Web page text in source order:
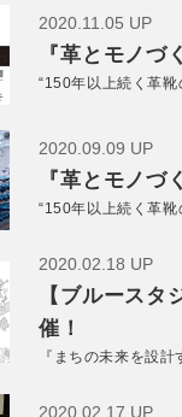
2020.11.05 UP
『革とモノ
“150年以上続く革靴
2020.09.09 UP
『革とモノ
“150年以上続く革靴
2020.02.18 UP
【ブルース
催！
『まちの未来を設
2020.02.17 UP